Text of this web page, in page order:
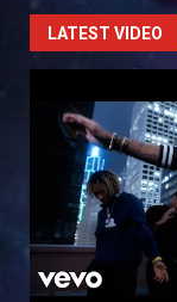
LATEST VIDEO